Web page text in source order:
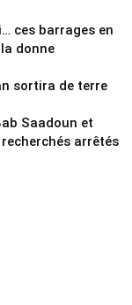
ces barrages en
donne
sortira de terre
Saadoun et
arrêtés